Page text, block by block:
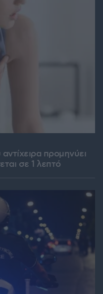
προμηνύει
σε 1 λεπτό